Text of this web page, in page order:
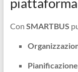
piattaforma
Con SMARTBUS